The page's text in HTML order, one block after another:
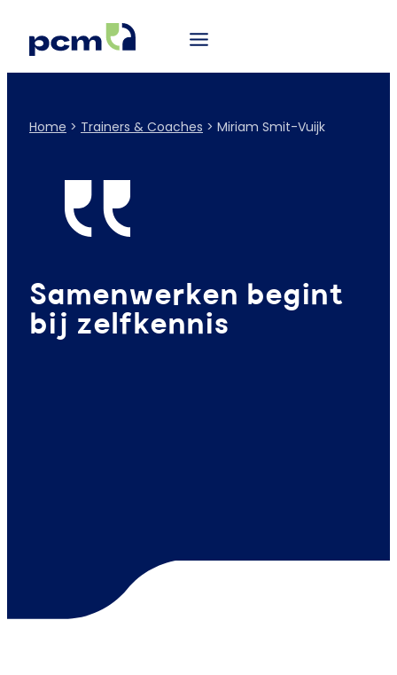
Home > Trainers & Coaches > Miriam Smit-Vuijk
Samenwerken begint
bij zelfkennis